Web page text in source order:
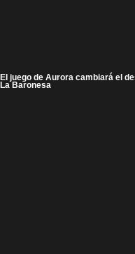
El juego de Aurora cambiará el
La Baronesa